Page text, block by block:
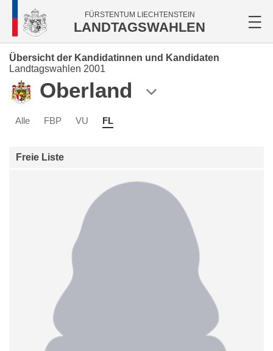
FÜRSTENTUM LIECHTENSTEIN
LANDTAGSWAHLEN
Übersicht der Kandidatinnen und Kandidaten
Landtagswahlen 2001
Oberland
Alle FBP VU FL
Freie Liste